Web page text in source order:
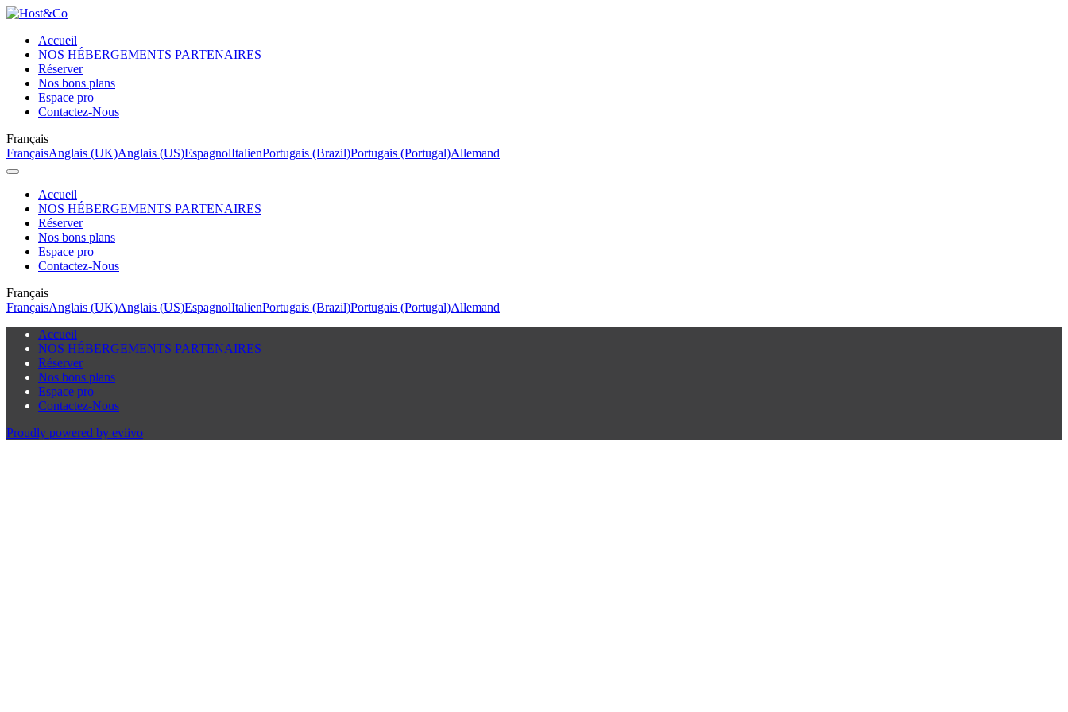
Accueil
NOS HÉBERGEMENTS PARTENAIRES
Réserver
Nos bons plans
Espace pro
Contactez-Nous
Français
FrançaisAnglais (UK)Anglais (US)EspagnolItalienPortugais (Brazil)Portugais (Portugal)Allemand
Accueil
NOS HÉBERGEMENTS PARTENAIRES
Réserver
Nos bons plans
Espace pro
Contactez-Nous
Français
FrançaisAnglais (UK)Anglais (US)EspagnolItalienPortugais (Brazil)Portugais (Portugal)Allemand
Accueil
NOS HÉBERGEMENTS PARTENAIRES
Réserver
Nos bons plans
Espace pro
Contactez-Nous
Proudly powered by eviivo